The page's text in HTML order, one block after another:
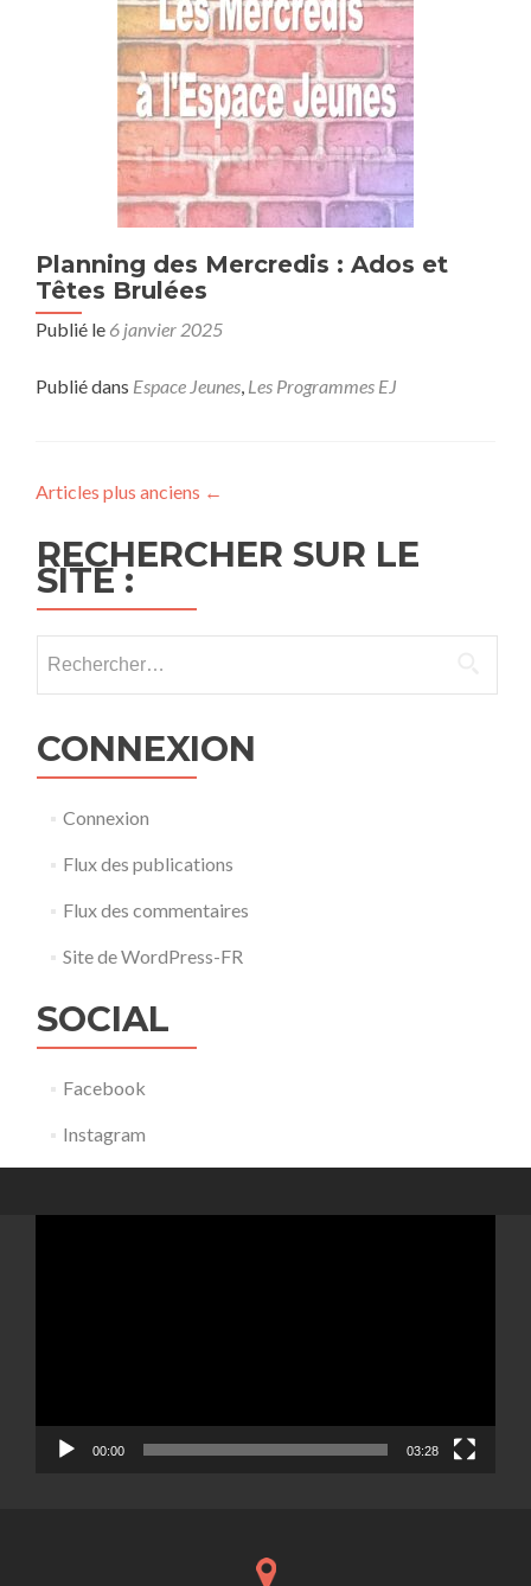
Planning des Mercredis : Ados et
Têtes Brulées
Publié le 6 janvier 2025
Publié dans Espace Jeunes, Les Programmes EJ
Articles plus anciens ←
RECHERCHER SUR LE
SITE :
CONNEXION
Connexion
Flux des publications
Flux des commentaires
Site de WordPress-FR
SOCIAL
Facebook
Instagram
00:00 03:28